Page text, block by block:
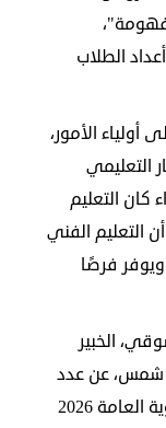
الطلاب
الأمور،
التعليمي
كان التعليم
التعليم الفني
ويوفر فرصًا
الخبير
شمس، عن عدد
من المفارقات في تنسيق القبول بالثانوية العامة 2026